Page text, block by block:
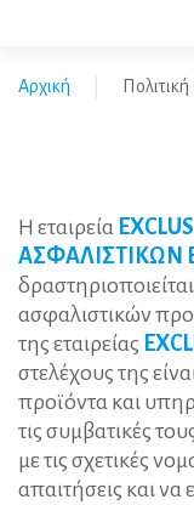
Αρχική
Η εταιρεία
ΑΣΦΑΛΙΣΤΙΚΩΝ
ασφαλιστικών
της εταιρείας
στελέχους της
προϊόντα και
τις συμβατικές
με τις σχετικές
απαιτήσεις και